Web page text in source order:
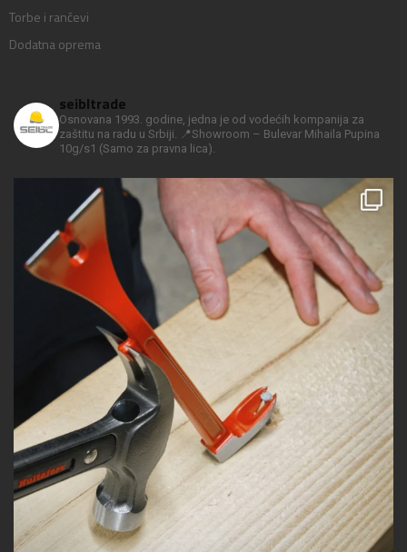
Torbe i rančevi
Dodatna oprema
seibltrade
Osnovana 1993. godine, jedna je od vodećih kompanija za
zaštitu na radu u Srbiji.
📍Showroom – Bulevar Mihaila Pupina
10g/s1 (Samo za pravna lica).